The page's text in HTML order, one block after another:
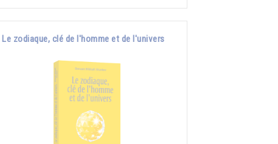
Le zodiaque, clé de l'homme et de l'univers